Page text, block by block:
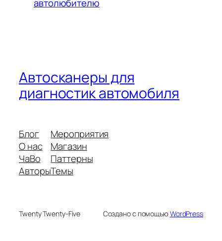
автолюбителю
Автосканеры для
диагностик автомобиля
Блог
О нас
ЧаВо
Авторы
Мероприятия
Магазин
Паттерны
Темы
Twenty Twenty-Five Создано с помощьюWordPress